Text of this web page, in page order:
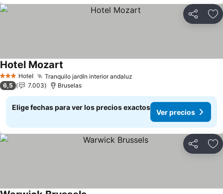
Compartir
3 Estrellas
Hotel Tranquilo jardín interior andaluz
Hotel Mozart
6,5 7.003 Bruselas
Elige fechas para ver los precios exactos
Ver precios
Compartir